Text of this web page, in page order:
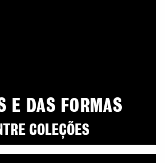
E DAS FORMAS
COLEÇÕES